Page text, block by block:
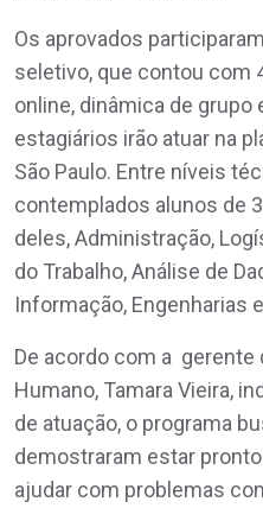
Os aprovados
seletivo, que contou com
online, dinâmica de grupo
estagiários irão atuar na
São Paulo. Entre níveis
contemplados alunos de
deles, Administração,
do Trabalho, Análise de
Informação, Engenharias
De acordo com a
Humano, Tamara Vieira,
de atuação, o programa
demostraram estar
ajudar com problemas